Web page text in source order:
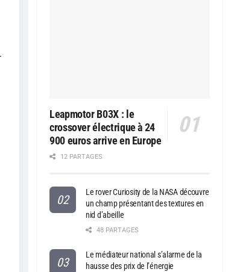
Leapmotor B03X : le
crossover électrique à 24
900 euros arrive en Europe
12 PARTAGES
Le rover Curiosity de la NASA découvre
un champ présentant des textures en
nid d’abeille
48 PARTAGES
Le médiateur national s’alarme de la
hausse des prix de l’énergie